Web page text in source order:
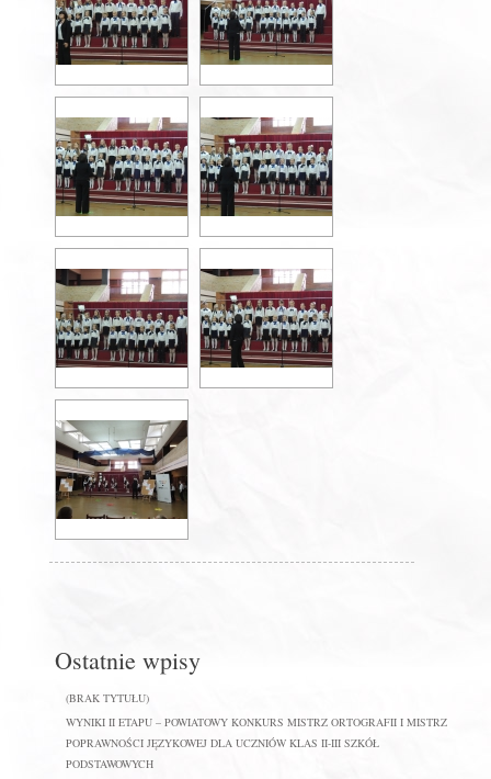
Ostatnie wpisy
(BRAK TYTUŁU)
WYNIKI II ETAPU – POWIATOWY KONKURS MISTRZ ORTOGRAFII I MISTRZ
POPRAWNOŚCI JĘZYKOWEJ DLA UCZNIÓW KLAS II-III SZKÓŁ
PODSTAWOWYCH